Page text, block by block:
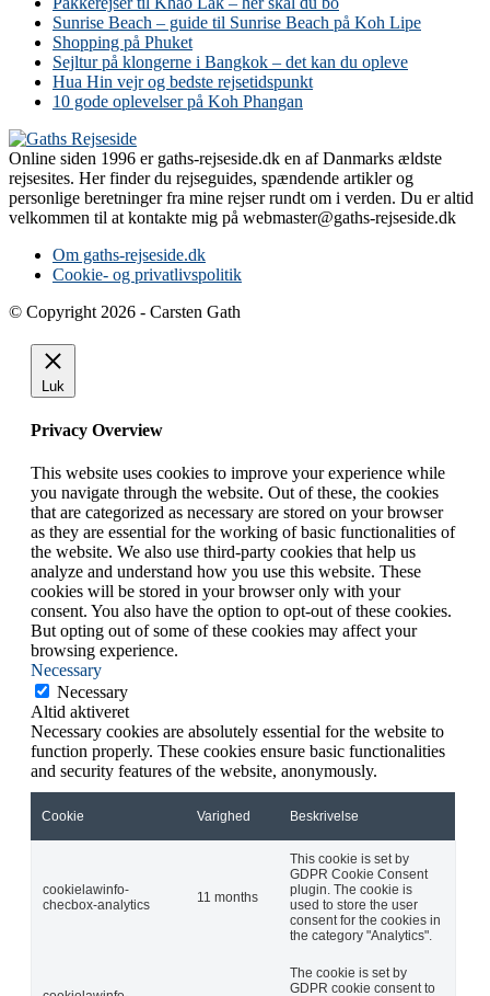
Sunrise Beach – guide til Sunrise Beach på Koh Lipe
Shopping på Phuket
Sejltur på klongerne i Bangkok – det kan du opleve
Hua Hin vejr og bedste rejsetidspunkt
10 gode oplevelser på Koh Phangan
Online siden 1996 er gaths-rejseside.dk en af Danmarks ældste
rejsesites. Her finder du rejseguides, spændende artikler og
personlige beretninger fra mine rejser rundt om i verden. Du er altid
velkommen til at kontakte mig på webmaster@gaths-rejseside.dk
Om gaths-rejseside.dk
Cookie- og privatlivspolitik
© Copyright 2026 - Carsten Gath
Luk
Privacy Overview
This website uses cookies to improve your experience while
you navigate through the website. Out of these, the cookies
that are categorized as necessary are stored on your browser
as they are essential for the working of basic functionalities of
the website. We also use third-party cookies that help us
analyze and understand how you use this website. These
cookies will be stored in your browser only with your
consent. You also have the option to opt-out of these cookies.
But opting out of some of these cookies may affect your
browsing experience.
Necessary
Necessary
Altid aktiveret
Necessary cookies are absolutely essential for the website to
function properly. These cookies ensure basic functionalities
and security features of the website, anonymously.
Cookie Varighed Beskrivelse
cookielawinfo-
checbox-analytics
11 months
This cookie is set by
GDPR Cookie Consent
plugin. The cookie is
used to store the user
consent for the cookies in
the category "Analytics".
The cookie is set by
GDPR cookie consent to